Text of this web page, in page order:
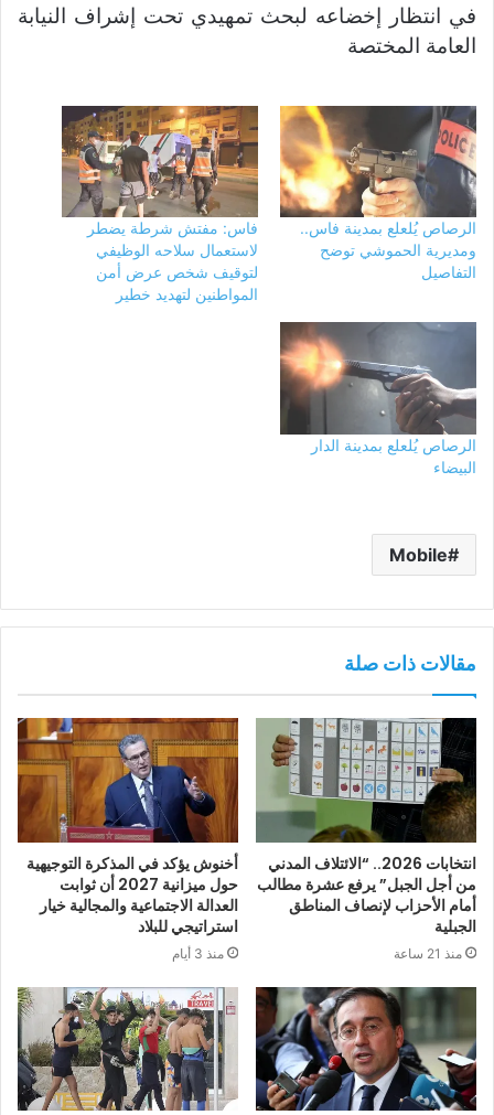
في انتظار إخضاعه لبحث تمهيدي تحت إشراف النيابة
العامة المختصة
الرصاص يُلعلع بمدينة فاس..
ومديرية الحموشي توضح
التفاصيل
فاس: مفتش شرطة يضطر
لاستعمال سلاحه الوظيفي
لتوقيف شخص عرض أمن
المواطنين لتهديد خطير
الرصاص يُلعلع بمدينة الدار
البيضاء
Mobile
مقالات ذات صلة
انتخابات 2026.. “الائتلاف المدني
من أجل الجبل” يرفع عشرة مطالب
أمام الأحزاب لإنصاف المناطق
الجبلية
منذ 21 ساعة
أخنوش يؤكد في المذكرة التوجيهية
حول ميزانية 2027 أن ثوابت
العدالة الاجتماعية والمجالية خيار
استراتيجي للبلاد
منذ 3 أيام